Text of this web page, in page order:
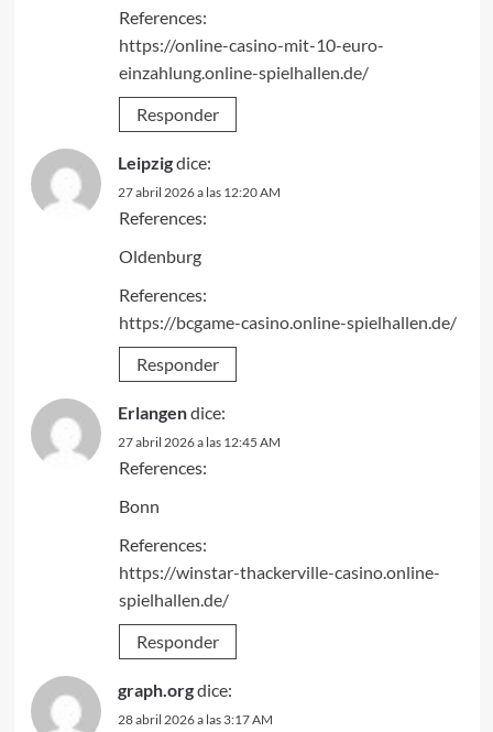
References:
https://online-casino-mit-10-euro-
einzahlung.online-spielhallen.de/
Responder
Leipzigdice:
27 abril 2026 a las 12:20 AM
References:
Oldenburg
References:
https://bcgame-casino.online-spielhallen.de/
Responder
Erlangendice:
27 abril 2026 a las 12:45 AM
References:
Bonn
References:
https://winstar-thackerville-casino.online-
spielhallen.de/
Responder
graph.orgdice:
28 abril 2026 a las 3:17 AM